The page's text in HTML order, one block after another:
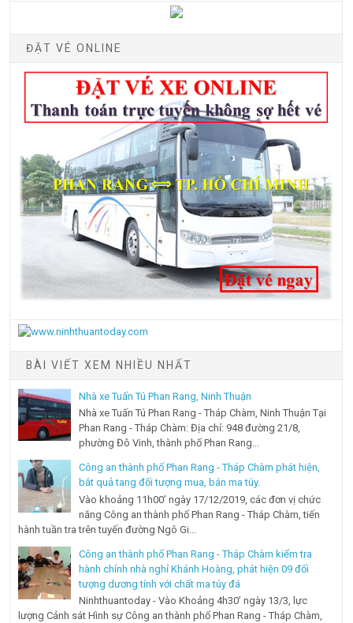
ĐẶT VÉ ONLINE
BÀI VIẾT XEM NHIỀU NHẤT
Nhà xe Tuấn Tú Phan Rang, Ninh Thuận
Nhà xe Tuấn Tú Phan Rang - Tháp Chàm, Ninh Thuận Tại
Phan Rang - Tháp Chàm: Địa chỉ: 948 đường 21/8,
phường Đô Vinh, thành phố Phan Rang...
Công an thành phố Phan Rang - Tháp Chàm phát hiện,
bắt quả tang đối tượng mua, bán ma túy.
Vào khoảng 11h00’ ngày 17/12/2019, các đơn vị chức
năng Công an thành phố Phan Rang - Tháp Chàm, tiến
hành tuần tra trên tuyến đường Ngô Gi...
Công an thành phố Phan Rang - Tháp Chàm kiểm tra
hành chính nhà nghỉ Khánh Hoàng, phát hiện 09 đối
tượng dương tính với chất ma túy đá
Ninhthuantoday - Vào Khoảng 4h30’ ngày 13/3, lực
lượng Cảnh sát Hình sự Công an thành phố Phan Rang - Tháp Chàm,